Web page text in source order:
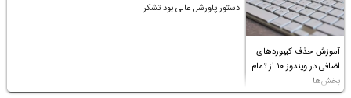
آموزش حذف کیبوردهای
اضافی در ویندوز ۱۰ از تمام
بخش‌ها
دستور پاورشل عالی بود تشکر